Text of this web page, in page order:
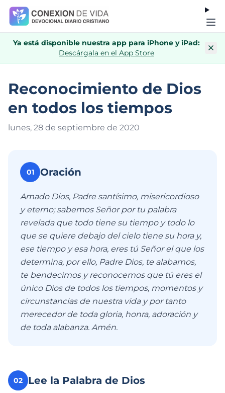
Ya está disponible nuestra app para iPhone y iPad:
Descárgala en el App Store
Reconocimiento de Dios
en todos los tiempos
lunes, 28 de septiembre de 2020
01 Oración
Amado Dios, Padre santísimo, misericordioso
y eterno; sabemos Señor por tu palabra
revelada que todo tiene su tiempo y todo lo
que se quiere debajo del cielo tiene su hora y,
ese tiempo y esa hora, eres tú Señor el que los
determina, por ello, Padre Dios, te alabamos,
te bendecimos y reconocemos que tú eres el
único Dios de todos los tiempos, momentos y
circunstancias de nuestra vida y por tanto
merecedor de toda gloria, honra, adoración y
de toda alabanza. Amén.
02 Lee la Palabra de Dios